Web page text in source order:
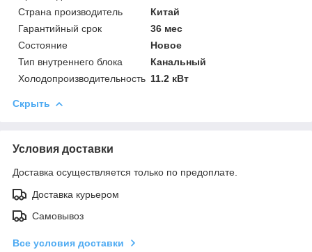
Страна производитель
Китай
Гарантийный срок
36 мес
Состояние
Новое
Тип внутреннего блока
Канальный
Холодопроизводительность 11.2 кВт
Скрыть
Условия доставки
Доставка осуществляется только по предоплате.
Доставка курьером
Самовывоз
Все условия доставки